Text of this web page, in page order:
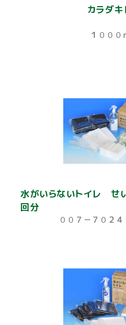
カラダキ
１０００
水がいらないトイレ せ
回分
００７－７０２